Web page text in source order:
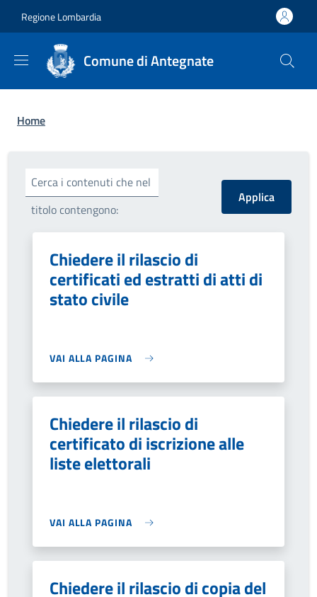
Regione Lombardia
Comune di Antegnate
Briciole di pane
Home
Cerca i contenuti che nel
titolo contengono:
Chiedere il rilascio di
certificati ed estratti di atti di
stato civile
VAI ALLA PAGINA
Chiedere il rilascio di
certificato di iscrizione alle
liste elettorali
VAI ALLA PAGINA
Chiedere il rilascio di copia del